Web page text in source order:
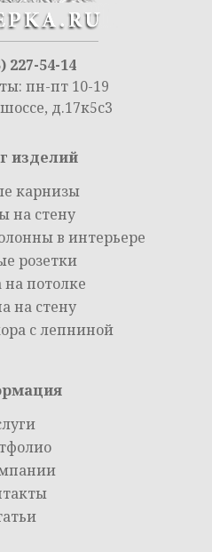
227-54-14
пн-пт 10-19
д.17к5с3
изделий
карнизы
на стену
в интерьере
розетки
потолке
на стену
с лепниной